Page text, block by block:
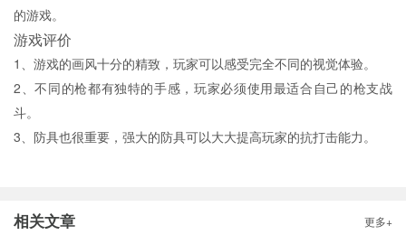
的游戏。
游戏评价
1、游戏的画风十分的精致，玩家可以感受完全不同的视觉体验。
2、不同的枪都有独特的手感，玩家必须使用最适合自己的枪支战
斗。
3、防具也很重要，强大的防具可以大大提高玩家的抗打击能力。
相关文章 更多+